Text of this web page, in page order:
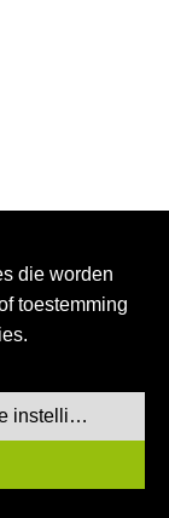
die worden
toestemming